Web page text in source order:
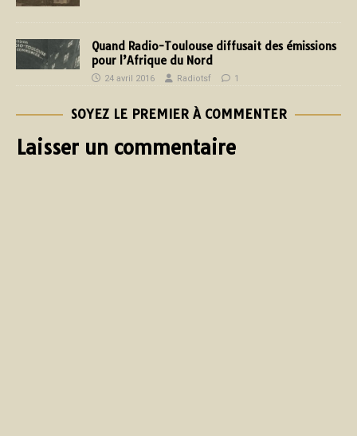
Quand Radio-Toulouse diffusait des émissions
pour l’Afrique du Nord
24 avril 2016 Radiotsf 1
SOYEZ LE PREMIER À COMMENTER
Laisser un commentaire